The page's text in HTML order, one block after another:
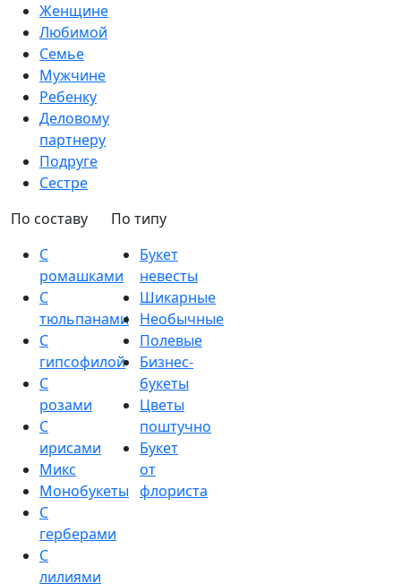
Женщине
Любимой
Семье
Мужчине
Ребенку
Деловому
партнеру
Подруге
Сестре
По составу
С
ромашками
С
тюльпанами
С
гипсофилой
С
розами
С
ирисами
Микс
Монобукеты
С
герберами
С
лилиями
По типу
Букет
невесты
Шикарные
Необычные
Полевые
Бизнес-
букеты
Цветы
поштучно
Букет
от
флориста